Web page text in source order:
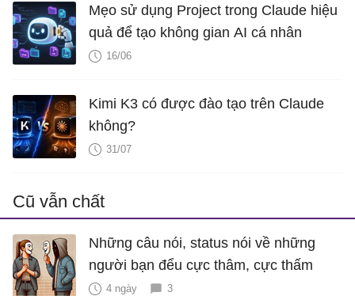
Mẹo sử dụng Project trong Claude hiệu
quả để tạo không gian AI cá nhân
16/06
Kimi K3 có được đào tạo trên Claude
không?
31/07
Cũ vẫn chất
Những câu nói, status nói về những
người bạn đểu cực thâm, cực thấm
4 ngày 3